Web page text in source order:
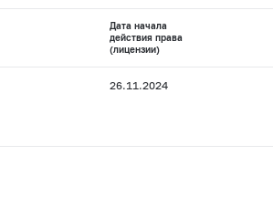
Дата начала
действия права
(лицензии)
26.11.2024